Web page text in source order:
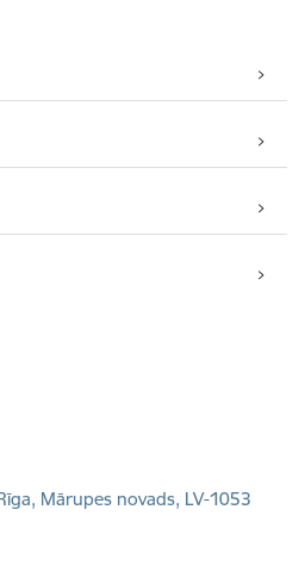
Mārupes novads, LV-1053